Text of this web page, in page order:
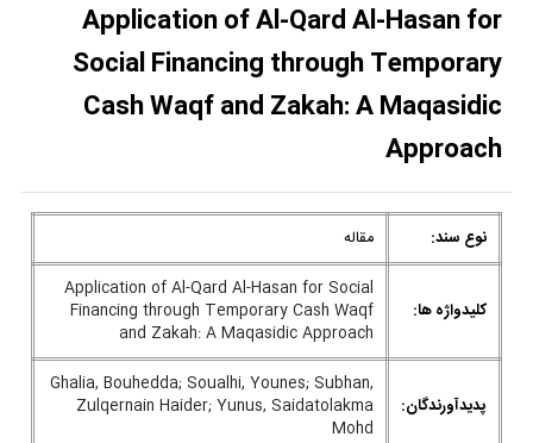
Application of Al-Qard Al-Hasan for
Social Financing through Temporary
Cash Waqf and Zakah: A Maqasidic
Approach
نوع سند: مقاله
کلیدواژه ها:
Application of Al-Qard Al-Hasan for Social
Financing through Temporary Cash Waqf
and Zakah: A Maqasidic Approach
پدیدآورندگان:
Ghalia, Bouhedda; Soualhi, Younes; Subhan,
Zulqernain Haider; Yunus, Saidatolakma
Mohd